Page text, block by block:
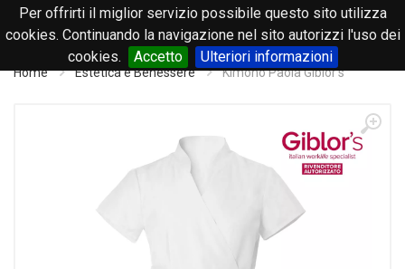
Per offrirti il miglior servizio possibile questo sito utilizza
cookies. Continuando la navigazione nel sito autorizzi l'uso dei
cookies.
Accetto Ulteriori informazioni
0
Home Estetica e Benessere Kimono Paola Giblor's